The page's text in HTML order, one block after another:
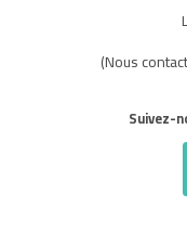
(Nous
Suivez-